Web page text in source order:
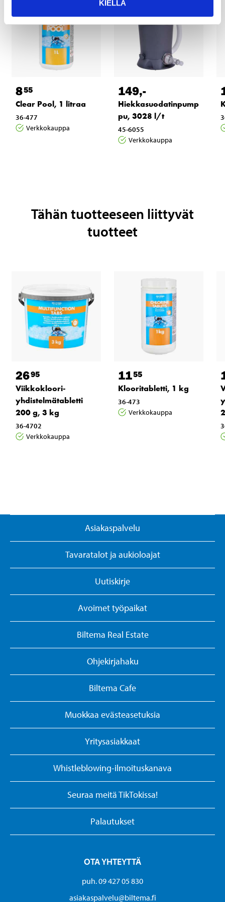
KIELLÄ
855
Clear Pool, 1 litraa
36-477
Verkkokauppa
149,-
Hiekkasuodatinpump
pu, 3028 l/t
45-6055
Verkkokauppa
Tähän tuotteeseen liittyvät
tuotteet
2695
Viikkokloori-
yhdistelmätabletti
200 g, 3 kg
36-4702
Verkkokauppa
1155
Klooritabletti, 1 kg
36-473
Verkkokauppa
Asiakaspalvelu
Tavaratalot ja aukioloajat
Uutiskirje
Avoimet työpaikat
Biltema Real Estate
Ohjekirjahaku
Biltema Cafe
Muokkaa evästeasetuksia
Yritysasiakkaat
Whistleblowing-ilmoituskanava
Seuraa meitä TikTokissa!
Palautukset
OTA YHTEYTTÄ
puh. 09 427 05 830
asiakaspalvelu@biltema.fi